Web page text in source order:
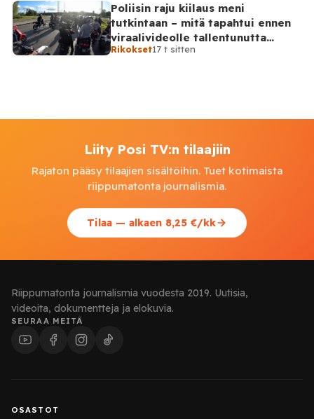
Poliisin raju kiilaus meni
tutkintaan – mitä tapahtui ennen
viraalivideolle tallentunutta
hetkeä?
Rikokset17 t sitten
Liity Posi TV:n tilaajiin
Rajaton pääsy tilaajien sisältöihin. Tuet kotimaista
riippumatonta journalismia.
Tilaa — alkaen 8,25 €/kk
Riippumatonta journalismia vuodesta 2019. Uutisia,
videoita, dokumentteja ja elokuvia.
SEURAA MEITÄ
OSASTOT